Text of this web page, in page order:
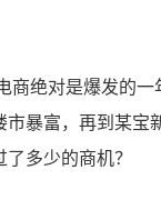
绝对是爆发的一
市暴富，再到某宝
多少的商机？